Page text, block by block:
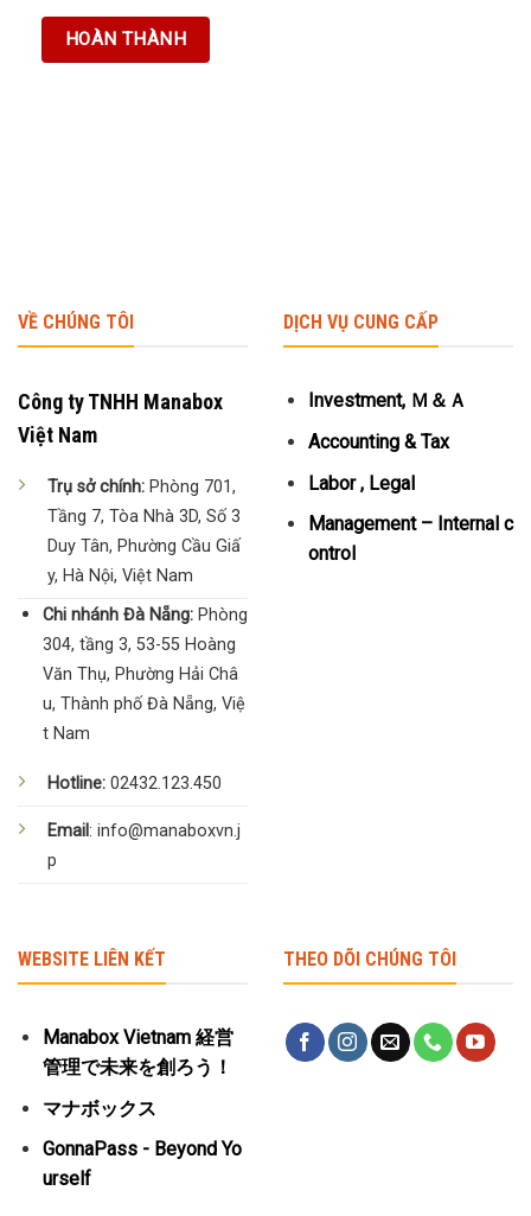
VỀ CHÚNG TÔI
Công ty TNHH Manabox
Việt Nam
Trụ sở chính: Phòng 701,
Tầng 7, Tòa Nhà 3D, Số 3
Duy Tân, Phường Cầu Giấ
y, Hà Nội, Việt Nam
Chi nhánh Đà Nẵng:Phòng
304, tầng 3, 53-55 Hoàng
Văn Thụ, Phường Hải Châ
u, Thành phố Đà Nẵng, Việ
t Nam
Hotline: 02432.123.450
Email: info@manaboxvn.j
p
DỊCH VỤ CUNG CẤP
Investment, Ｍ＆Ａ
Accounting & Tax
Labor , Legal
Management – Internal c
ontrol
WEBSITE LIÊN KẾT
Manabox Vietnam 経営
管理で未来を創ろう！
マナボックス
GonnaPass - Beyond Yo
urself
THEO DÕI CHÚNG TÔI